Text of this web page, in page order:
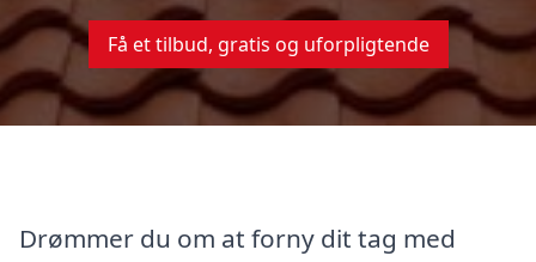
Få et tilbud, gratis og uforpligtende
Drømmer du om at forny dit tag med